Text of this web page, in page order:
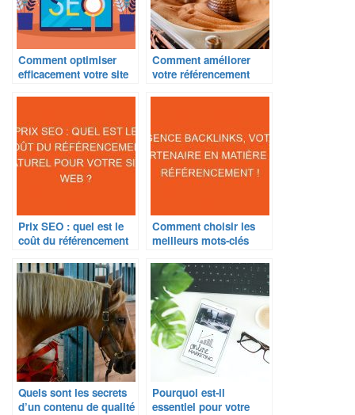
Comment optimiser
efficacement votre site
Comment améliorer
votre référencement
Prix SEO : quel est le
coût du référencement
web ?
Comment choisir les
meilleurs mots-clés
stratégie de contenu ?
Quels sont les secrets
d’un contenu de qualité
Pourquoi est-il
essentiel pour votre